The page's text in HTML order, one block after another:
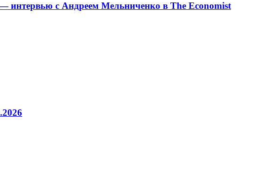
интервью с Андреем Мельниченко в The Economist